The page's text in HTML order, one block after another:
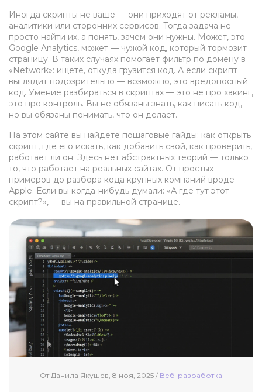
Иногда скрипты не ваше — они приходят от рекламы,
аналитики или сторонних сервисов. Тогда задача не
просто найти их, а понять, зачем они нужны. Может, это
Google Analytics, может — чужой код, который тормозит
страницу. В таких случаях помогает фильтр по домену в
«Network»: ищете, откуда грузится код. А если скрипт
выглядит подозрительно — возможно, это вредоносный
код. Умение разбираться в скриптах — это не про хакинг,
это про контроль. Вы не обязаны знать, как писать код,
но вы обязаны понимать, что он делает.
На этом сайте вы найдёте пошаговые гайды: как открыть
скрипт, где его искать, как добавить свой, как проверить,
работает ли он. Здесь нет абстрактных теорий — только
то, что работает на реальных сайтах. От простых
примеров до разбора кода крупных компаний вроде
Apple. Если вы когда-нибудь думали: «А где тут этот
скрипт?», — вы на правильной странице.
От Данила Якушев, 8 ноя, 2025 / Веб-разработка